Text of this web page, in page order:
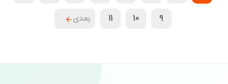
9
10
11 بعدی